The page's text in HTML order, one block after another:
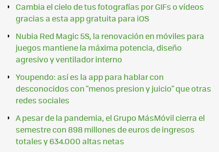
Cambia el cielo de tus fotografías por GIFs o vídeos
gracias a esta app gratuita para iOS
Nubia Red Magic 5S, la renovación en móviles para
juegos mantiene la máxima potencia, diseño
agresivo y ventilador interno
Youpendo: así es la app para hablar con
desconocidos con "menos presion y juicio" que otras
redes sociales
A pesar de la pandemia, el Grupo MásMóvil cierra el
semestre con 898 millones de euros de ingresos
totales y 634.000 altas netas